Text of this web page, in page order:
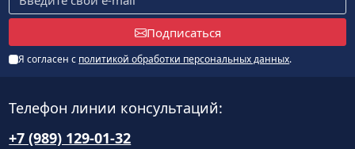
Подписаться
Я согласен с политикой обработки персональных данных.
Телефон линии консультаций:
+7 (989) 129-01-32